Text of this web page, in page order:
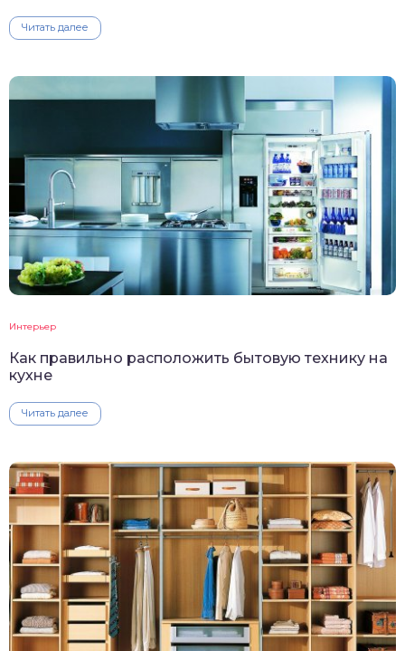
Читать далее
Интерьер
Как правильно расположить бытовую технику на
кухне
Читать далее